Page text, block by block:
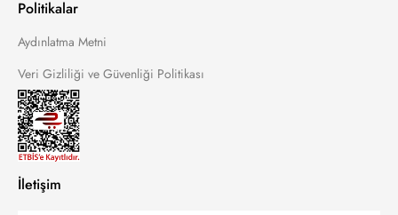
Politikalar
Aydınlatma Metni
Veri Gizliliği ve Güvenliği Politikası
İletişim